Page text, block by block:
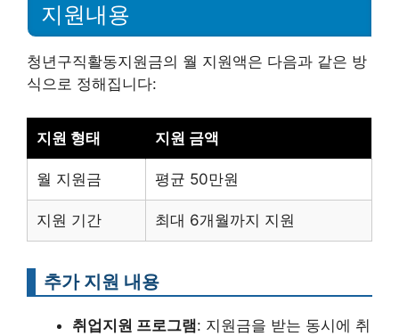
지원내용
청년구직활동지원금의 월 지원액은 다음과 같은 방
식으로 정해집니다:
지원 형태 지원 금액
월 지원금 평균 50만원
지원 기간 최대 6개월까지 지원
추가 지원 내용
취업지원 프로그램: 지원금을 받는 동시에 취